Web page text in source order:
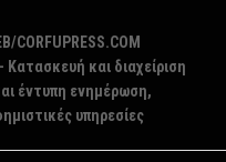
CORFUPRESS.COM
- Κατασκευή και διαχείριση
έντυπη ενημέρωση,
υπηρεσίες